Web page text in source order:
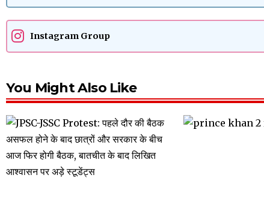
Instagram Group
You Might Also Like